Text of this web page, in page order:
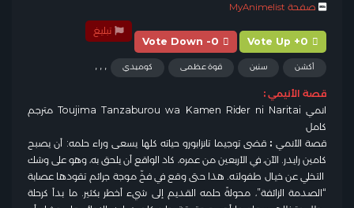
صفحة MyAnimelist
Vote Up +0
Vote Down -0
تبليغ
أكشن سنين قوة عظمى كوميدي
قصة الأنيمي :
انمي Toujima Tanzaburou wa Kamen Rider ni Naritai مترجم
كامل
قصة الأنمي : قضى توجيما تانزابورو حياته كلها يسعى وراء حلمه: أن يصبح
كامين رايدر. الآن، في الأربعين من عمره، كاد الواقع أن يلحق به، وهو على وشك
التخلي عن خيال طفولته. هذا حتى وقع في فخّ موجة جرائم تقودها عصابة
“الصدمة الزائفة”، محولةً حلمه القديم إلى شيء أخطر بكثير. ما بدأ كرحلة